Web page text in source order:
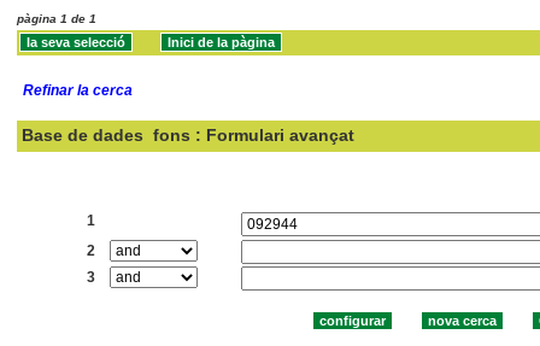
pàgina 1 de 1
Refinar la cerca
Base de dades fons : Formulari avançat
1
2
3